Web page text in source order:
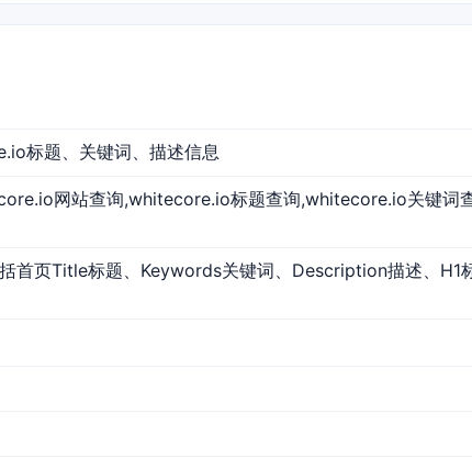
标题、关键词、描述信息
网站查询,whitecore.io标题查询,whitecore.io关键词
首页Title标题、Keywords关键词、Description描述、H1